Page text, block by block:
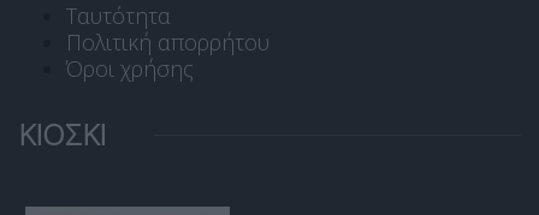
Ταυτότητα
Πολιτική απορρήτου
Όροι χρήσης
ΚΙΟΣΚΙ